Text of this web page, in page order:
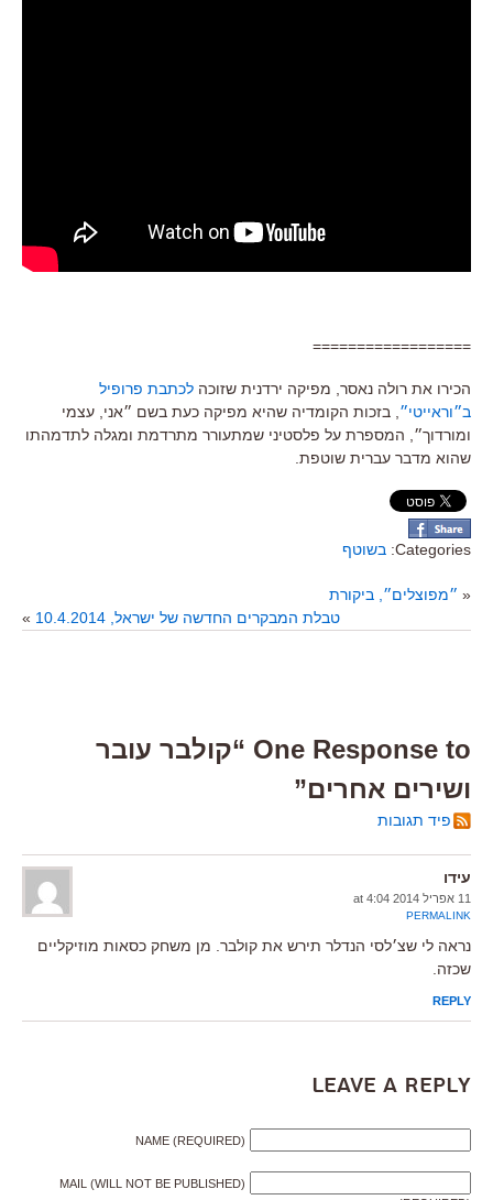
==================
הכירו את רולה נאסר, מפיקה ירדנית שזוכה לכתבת פרופיל
ב״וראייטי״ , בזכות הקומדיה שהיא מפיקה כעת בשם ״אני, עצמי
ומורדוך״, המספרת על פלסטיני שמתעורר מתרדמת ומגלה לתדמהתו
שהוא מדבר עברית שוטפת.
Categories: בשוטף
« ״מפוצלים״, ביקורת
טבלת המבקרים החדשה של ישראל, 10.4.2014
»
One Response to “קולבר עובר
ושירים אחרים”
פיד תגובות
עידו
11 אפריל 2014 at 4:04
PERMALINK
נראה לי שצ׳לסי הנדלר תירש את קולבר. מן משחק כסאות מוזיקליים
שכזה.
REPLY
Leave a Reply
NAME (REQUIRED)
MAIL (WILL NOT BE PUBLISHED)